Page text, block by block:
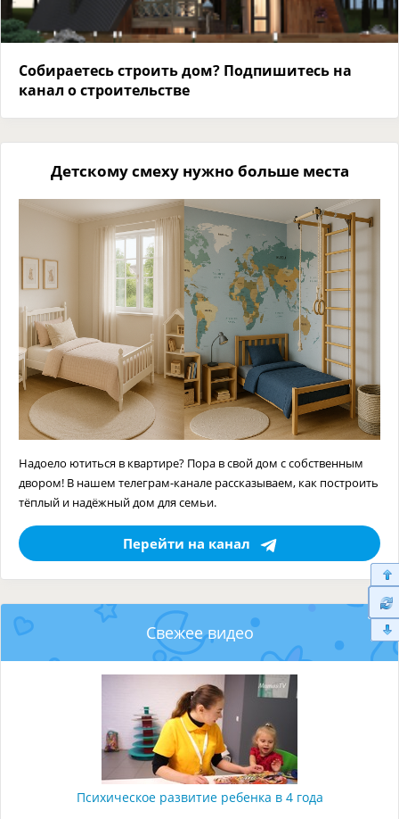
Собираетесь строить дом? Подпишитесь на
канал о строительстве
Детскому смеху нужно больше места
Надоело ютиться в квартире? Пора в свой дом с собственным
двором! В нашем телеграм-канале рассказываем, как построить
тёплый и надёжный дом для семьи.
Перейти на канал
Свежее видео
Психическое развитие ребенка в 4 года